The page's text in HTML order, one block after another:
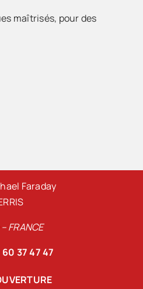
maîtrisés, pour des
Faraday
FRANCE
37 47 47